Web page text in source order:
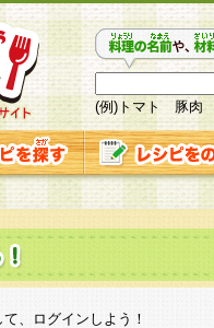
(例)トマト 豚肉
、ログインしよう！